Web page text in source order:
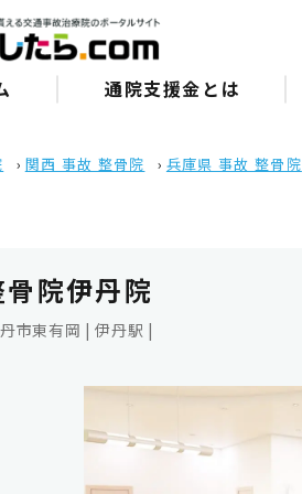
通院⽀援⾦とは
› 関西 事故 整骨院 › 兵庫県 事故 整骨院
院伊丹院
市東有岡 | 伊丹駅 |